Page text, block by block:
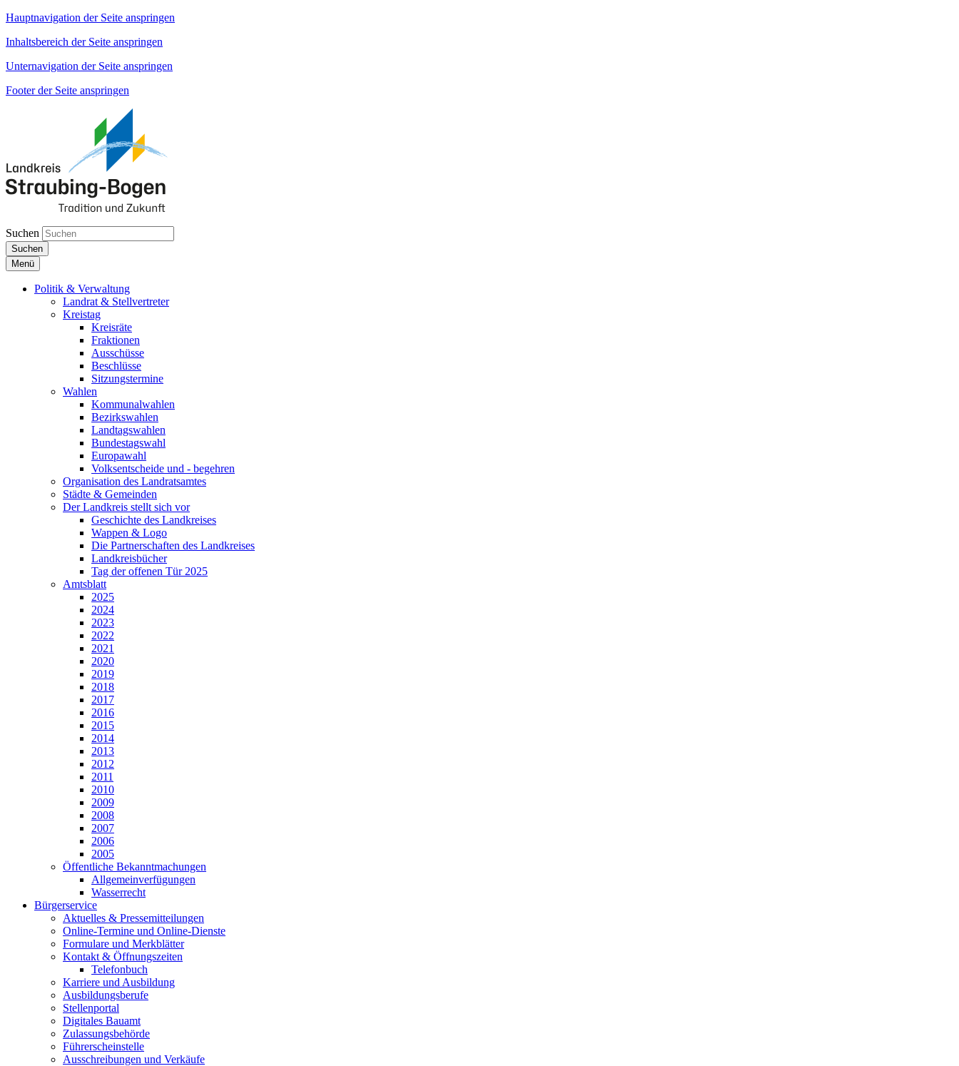
Hauptnavigation der Seite anspringen
Inhaltsbereich der Seite anspringen
Unternavigation der Seite anspringen
Footer der Seite anspringen
Suchen
Suchen
Menü
Politik & Verwaltung
Landrat & Stellvertreter
Kreistag
Kreisräte
Fraktionen
Ausschüsse
Beschlüsse
Sitzungstermine
Wahlen
Kommunalwahlen
Bezirkswahlen
Landtagswahlen
Bundestagswahl
Europawahl
Volksentscheide und - begehren
Organisation des Landratsamtes
Städte & Gemeinden
Der Landkreis stellt sich vor
Geschichte des Landkreises
Wappen & Logo
Die Partnerschaften des Landkreises
Landkreisbücher
Tag der offenen Tür 2025
Amtsblatt
2025
2024
2023
2022
2021
2020
2019
2018
2017
2016
2015
2014
2013
2012
2011
2010
2009
2008
2007
2006
2005
Öffentliche Bekanntmachungen
Allgemeinverfügungen
Wasserrecht
Bürgerservice
Aktuelles & Pressemitteilungen
Online-Termine und Online-Dienste
Formulare und Merkblätter
Kontakt & Öffnungszeiten
Telefonbuch
Karriere und Ausbildung
Ausbildungsberufe
Stellenportal
Digitales Bauamt
Zulassungsbehörde
Führerscheinstelle
Ausschreibungen und Verkäufe